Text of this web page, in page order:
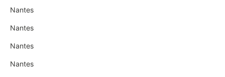
Nantes
Nantes
Nantes
Nantes